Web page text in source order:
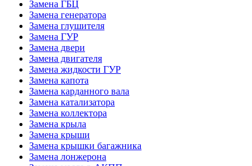
Замена ГБЦ
Замена генератора
Замена глушителя
Замена ГУР
Замена двери
Замена двигателя
Замена жидкости ГУР
Замена капота
Замена карданного вала
Замена катализатора
Замена коллектора
Замена крыла
Замена крыши
Замена крышки багажника
Замена лонжерона